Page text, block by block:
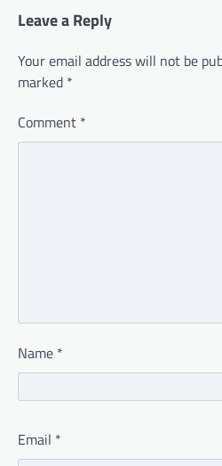
Leave a Reply
Your email address will not be
marked *
Comment *
Name *
Email *